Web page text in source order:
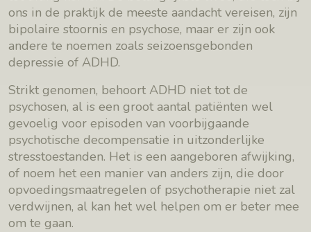
ons in de praktijk de meeste aandacht vereisen, zijn
bipolaire stoornis en psychose, maar er zijn ook
andere te noemen zoals seizoensgebonden
depressie of ADHD.
Strikt genomen, behoort ADHD niet tot de
psychosen, al is een groot aantal patiënten wel
gevoelig voor episoden van voorbijgaande
psychotische decompensatie in uitzonderlijke
stresstoestanden. Het is een aangeboren afwijking,
of noem het een manier van anders zijn, die door
opvoedingsmaatregelen of psychotherapie niet zal
verdwijnen, al kan het wel helpen om er beter mee
om te gaan.